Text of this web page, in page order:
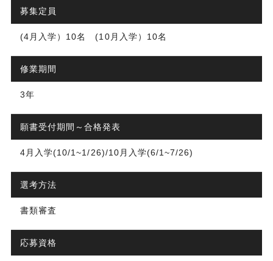
募集定員
(4月入学）10名 (10月入学）10名
修業期間
3年
願書受付期間～合格発表
4月入学(10/1~1/26)/10月入学(6/1~7/26)
選考方法
書類審査
応募資格